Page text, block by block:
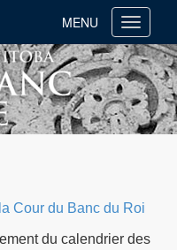
Toggle
MENU
Cour du Banc du Roi
du calendrier des